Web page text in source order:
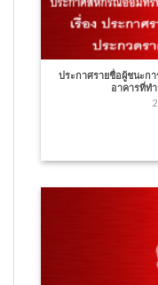
ประกาศรายชื่อผู้ชนะกา
อาคารที่ท